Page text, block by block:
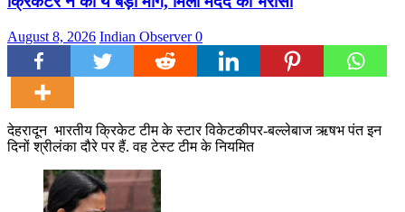
August 8, 2026 Indian Observer0
देहरादून भारतीय क्रिकेट टीम के स्टार विकेटकीपर-बल्लेबाज ऋषभ पंत इन
दिनों श्रीलंका दौरे पर हैं. वह टेस्ट टीम के नियमित